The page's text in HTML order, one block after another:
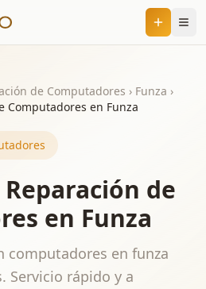
de Computadores › Funza ›
Computadores en Funza
de
en Funza
computadores en funza
Servicio rápido y a